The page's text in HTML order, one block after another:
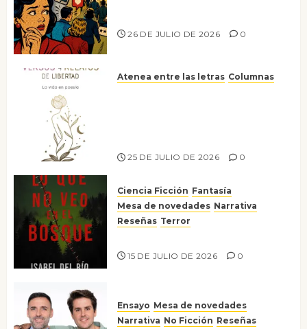
26 DE JULIO DE 2026 0
Atenea entre las letras Columnas
25 DE JULIO DE 2026 0
Ciencia Ficción Fantasía
Mesa de novedades Narrativa
Reseñas Terror
15 DE JULIO DE 2026 0
Ensayo Mesa de novedades
Narrativa No Ficción Reseñas